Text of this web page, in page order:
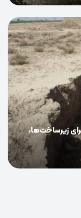
زیرساخت‌ها،